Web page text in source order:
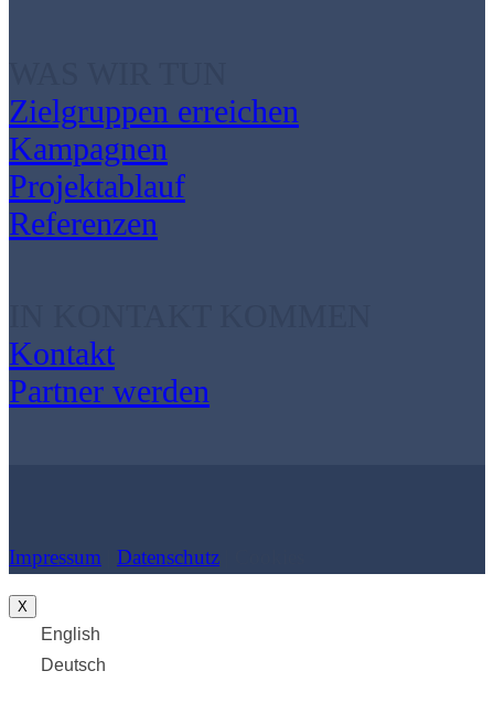
Zielgruppen erreichen
Kampagnen
Projektablauf
Referenzen
Kontakt
Partner werden
Impressum Datenschutz
X
English
Deutsch